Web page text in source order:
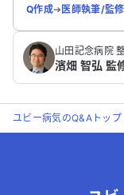
Q作成➔医師執筆/監修
山田記念病院
濱畑 智弘 監
ユビー病気のQ&Aトップ